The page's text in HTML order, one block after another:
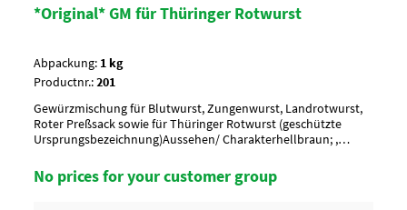
*Original* GM für Thüringer Rotwurst
Abpackung: 1 kg
Productnr.:201
Gewürzmischung für Blutwurst, Zungenwurst, Landrotwurst,
Roter Preßsack sowie für Thüringer Rotwurst (geschützte
Ursprungsbezeichnung)Aussehen/ Charakterhellbraun; ,
Zwiebel, Chilli, MajoranAnwendung/ g je kgnach Geschmack
würzen, 5 g je kgUmverpackung15 Btl. je Krt. (DF 100) / 36 Krt.
No prices for your customer group